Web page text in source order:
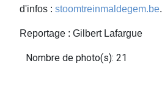
d'infos : stoomtreinmaldegem.be.
Reportage : Gilbert Lafargue
Nombre de photo(s): 21